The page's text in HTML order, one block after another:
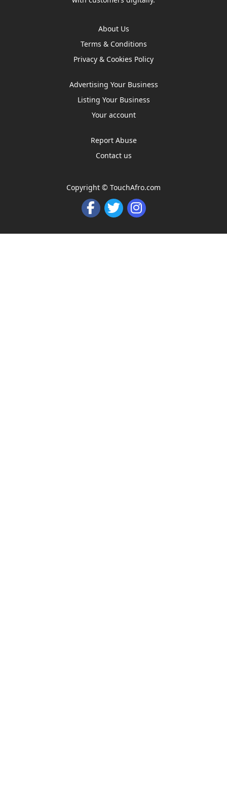
About Us
Terms & Conditions
Privacy & Cookies Policy
Advertising Your Business
Listing Your Business
Your account
Report Abuse
Contact us
Copyright © TouchAfro.com